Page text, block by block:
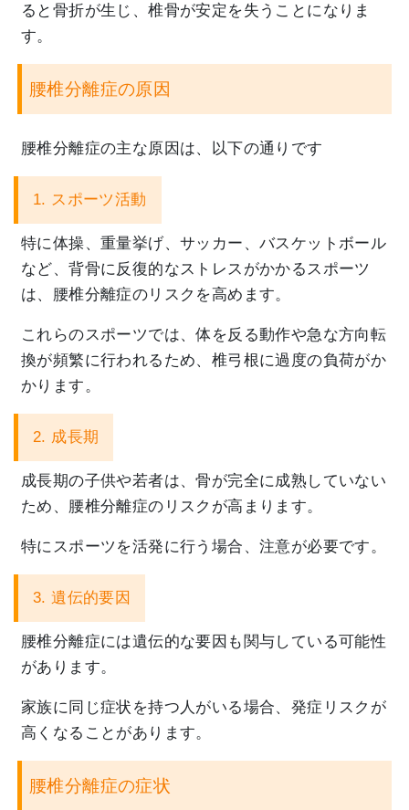
ると骨折が生じ、椎骨が安定を失うことになりま
す。
腰椎分離症の原因
腰椎分離症の主な原因は、以下の通りです
1. スポーツ活動
特に体操、重量挙げ、サッカー、バスケットボール
など、背骨に反復的なストレスがかかるスポーツ
は、 腰椎分離症のリスクを高めます。
これらのスポーツでは、体を反る動作や急な方向転
換が頻繁に行われるため、 椎弓根に過度の負荷がか
かります。
2. 成長期
成長期の子供や若者は、骨が完全に成熟していない
ため、 腰椎分離症のリスクが高まります。
特にスポーツを活発に行う場合、注意が必要です。
3. 遺伝的要因
腰椎分離症には遺伝的な要因も関与している可能性
があります。
家族に同じ症状を持つ人がいる場合、 発症リスクが
高くなることがあります。
腰椎分離症の症状